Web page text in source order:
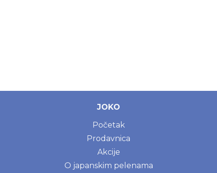
JOKO
Početak
Prodavnica
Akcije
O japanskim pelenama